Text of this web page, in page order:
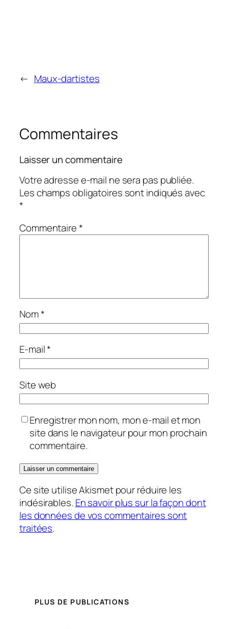
← Maux-dartistes
Commentaires
Laisser un commentaire
Votre adresse e-mail ne sera pas publiée.
Les champs obligatoires sont indiqués avec
*
Commentaire*
Nom*
E-mail*
Site web
Enregistrer mon nom, mon e-mail et mon
site dans le navigateur pour mon prochain
commentaire.
Ce site utilise Akismet pour réduire les
indésirables. En savoir plus sur la façon dont
les données de vos commentaires sont
traitées.
PLUS DE PUBLICATIONS